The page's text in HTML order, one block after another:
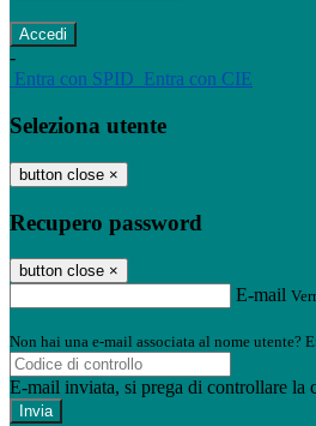
-
Entra con SPID Entra con CIE
Seleziona utente
button close ×
Recupero password
button close ×
E-mail
Non hai una e-mail associata al nome utente?
E-mail inviata, si prega di controllare la